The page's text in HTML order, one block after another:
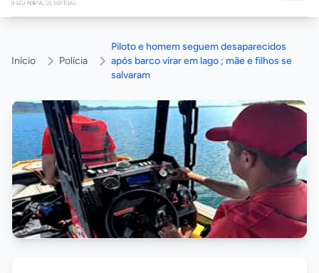
Início Polícia
Piloto e homem seguem desaparecidos
após barco virar em lago ; mãe e filhos se
salvaram